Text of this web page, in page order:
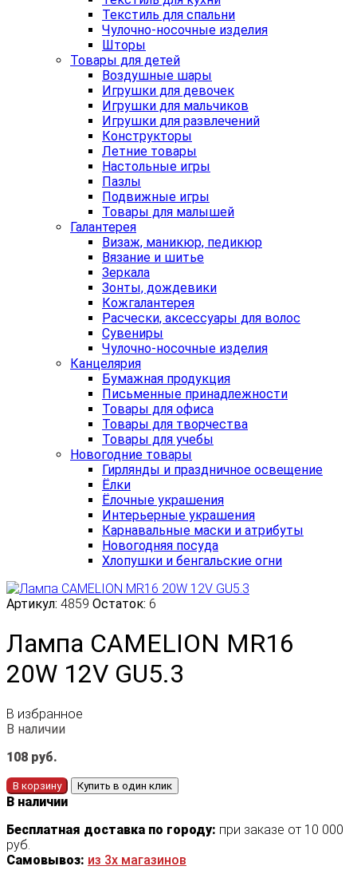
Текстиль для спальни
Чулочно-носочные изделия
Шторы
Товары для детей
Воздушные шары
Игрушки для девочек
Игрушки для мальчиков
Игрушки для развлечений
Конструкторы
Летние товары
Настольные игры
Пазлы
Подвижные игры
Товары для малышей
Галантерея
Визаж, маникюр, педикюр
Вязание и шитье
Зеркала
Зонты, дождевики
Кожгалантерея
Расчески, аксессуары для волос
Сувениры
Чулочно-носочные изделия
Канцелярия
Бумажная продукция
Письменные принадлежности
Товары для офиса
Товары для творчества
Товары для учебы
Новогодние товары
Гирлянды и праздничное освещение
Ёлки
Ёлочные украшения
Интерьерные украшения
Карнавальные маски и атрибуты
Новогодняя посуда
Хлопушки и бенгальские огни
Артикул: 4859 Остаток: 6
Лампа CAMELION MR16
20W 12V GU5.3
В избранное
В наличии
108 руб.
В корзину Купить в один клик
В наличии
Бесплатная доставка по городу: при заказе от 10 000
руб.
Самовывоз: из 3х магазинов